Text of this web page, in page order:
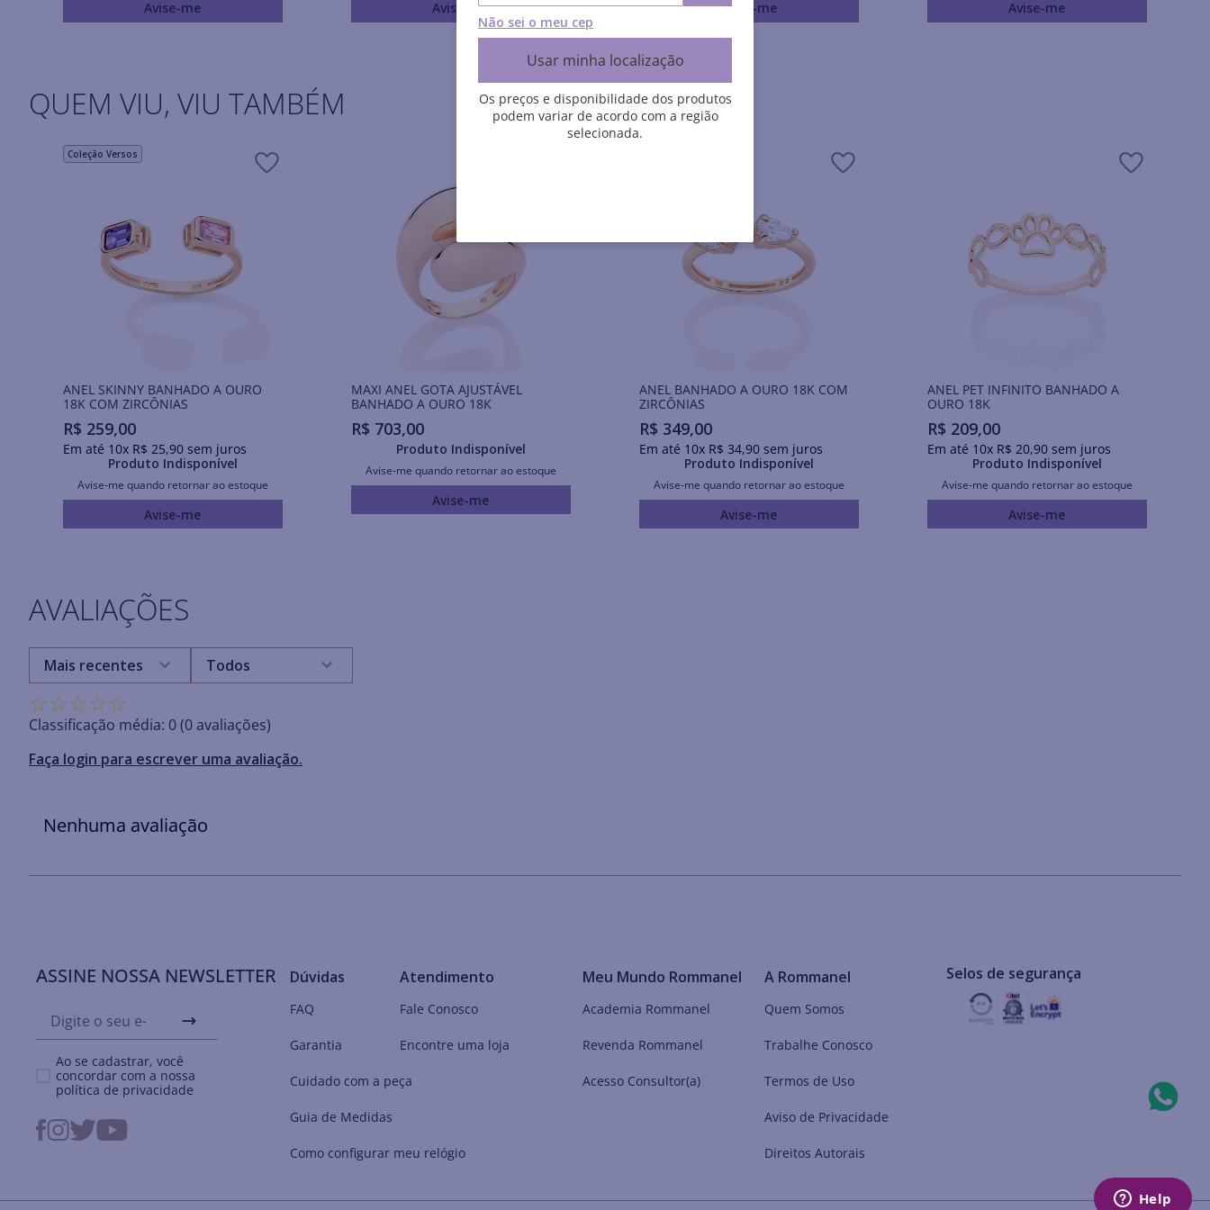
Avise-me Avise-me Avise-me Avise-me
QUEM VIU, VIU TAMBÉM
Coleção Versos
ANEL SKINNY BANHADO A OURO
18K COM ZIRCÔNIAS
R$ 259,00
Em até 10x R$ 25,90sem juros
Produto Indisponível
Avise-me quando retornar ao estoque
Avise-me
MAXI ANEL GOTA AJUSTÁVEL
BANHADO A OURO 18K
R$ 703,00
Produto Indisponível
Avise-me quando retornar ao estoque
Avise-me
ANEL BANHADO A OURO 18K COM
ZIRCÔNIAS
R$ 349,00
Em até 10x R$ 34,90sem juros
Produto Indisponível
Avise-me quando retornar ao estoque
Avise-me
ANEL PET INFINITO BANHADO A
OURO 18K
R$ 209,00
Em até 10x R$ 20,90sem juros
Produto Indisponível
Avise-me quando retornar ao estoque
Avise-me
AVALIAÇÕES
☆☆☆☆☆
Classificação média: 0(0 avaliações)
Faça login para escrever uma avaliação.
Mais recentes Todos
Nenhuma avaliação
ASSINE NOSSA NEWSLETTER
Ao se cadastrar, você
concordar com a nossa
política de privacidade
Dúvidas
FAQ
Garantia
Cuidado com a peça
Guia de Medidas
Como configurar meu relógio
Atendimento
Fale Conosco
Encontre uma loja
Meu Mundo Rommanel
Academia Rommanel
Revenda Rommanel
Acesso Consultor(a)
A Rommanel
Quem Somos
Trabalhe Conosco
Termos de Uso
Aviso de Privacidade
Direitos Autorais
Selos de segurança
Não sei o meu cep
Usar minha localização
Os preços e disponibilidade dos produtos
podem variar de acordo com a região
selecionada.